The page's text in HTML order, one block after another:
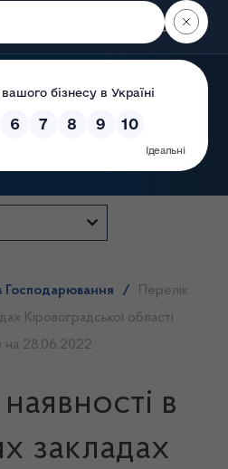
Пошук
Господарювання /
Перелік
Кіровоградської області
на 28.06.2022
в
закладах